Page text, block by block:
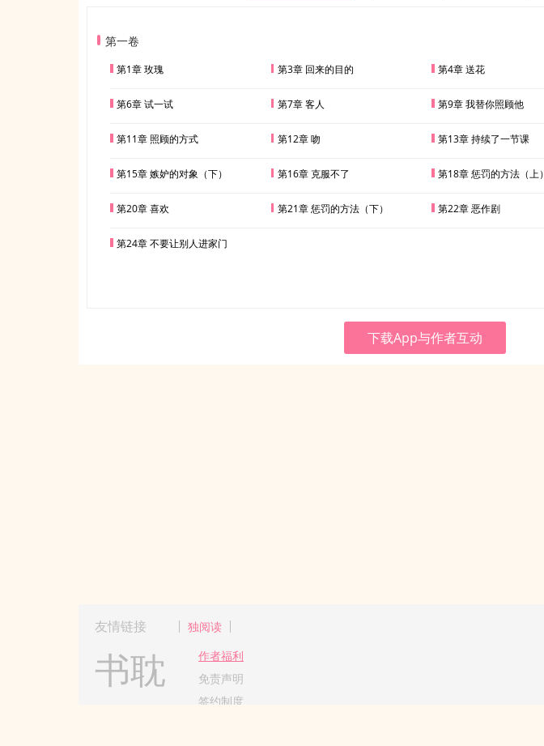
第一卷
第1章 玫瑰 第3章 回来的目的 第4章 送花
第6章 试一试 第7章 客人 第9章 我替你照顾他
第11章 照顾的方式 第12章 吻 第13章 持续了一节课
第15章 嫉妒的对象（下） 第16章 克服不了 第18章 惩罚的方法（上）
第20章 喜欢 第21章 惩罚的方法（下） 第22章 恶作剧
第24章 不要让别人进家门
下载App与作者互动
友情链接 独阅读
书耽
作者福利
免责声明
签约制度